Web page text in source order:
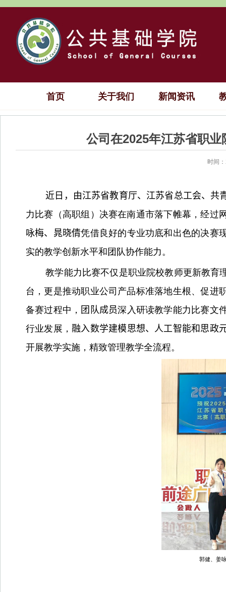
首页 关于我们 新闻资讯
公司在2025年江苏省职
时间
近日，由江苏省教育厅、江苏省总工会、共
力比赛（高职组）决赛在南通市落下帷幕，经过
咏梅、晁晓倩凭借良好的专业功底和出色的决赛
实的教学创新水平和团队协作能力。
教学能力比赛不仅是职业院校教师更新教育
台，更是推动职业公司产品标准落地生根、促进
备赛过程中， 团队成员深入研读教学能力比赛文
行业发展， 融入数学建模思想、人工智能和思政
开展教学实施，精致管理教学全流程。
郭健、姜